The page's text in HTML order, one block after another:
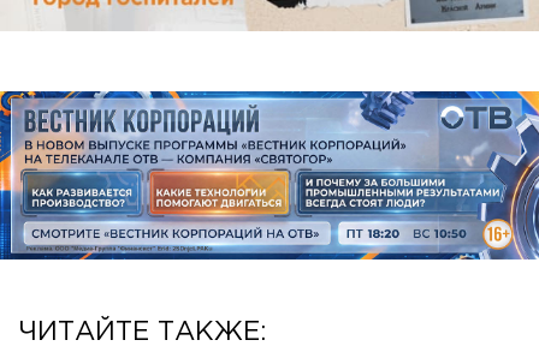
ЧИТАЙТЕ ТАКЖЕ: